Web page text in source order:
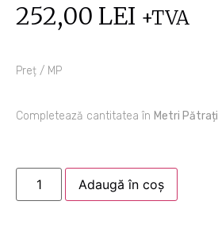
252,00 LEI +TVA
Preț / MP
Completează cantitatea în Metri Pătrați
Adaugă în coș